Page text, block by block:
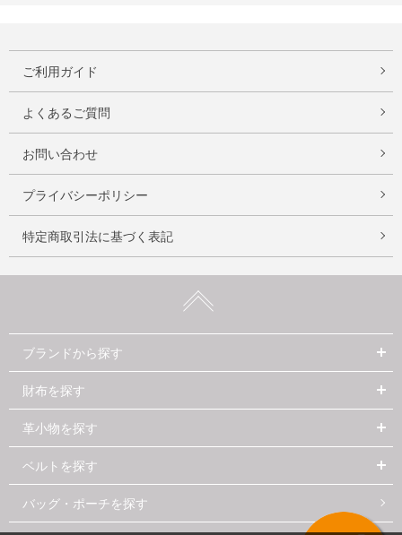
ご利用ガイド
よくあるご質問
お問い合わせ
プライバシーポリシー
特定商取引法に基づく表記
ブランドから探す
財布を探す
革小物を探す
ベルトを探す
バッグ・ポーチを探す